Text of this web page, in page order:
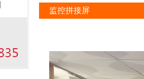
监控拼接屏